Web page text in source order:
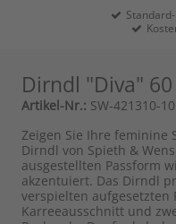
Dirndl "Diva"
Artikel-Nr.: SW-421310-
Zeigen Sie Ihre feminine
Dirndl von Spieth &
ausgestellten Passform
akzentuiert. Das Dirndl
verspielten aufgesetzten
Karreeausschnitt und